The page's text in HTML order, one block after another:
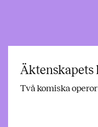
Äktenskapets
Två komiska